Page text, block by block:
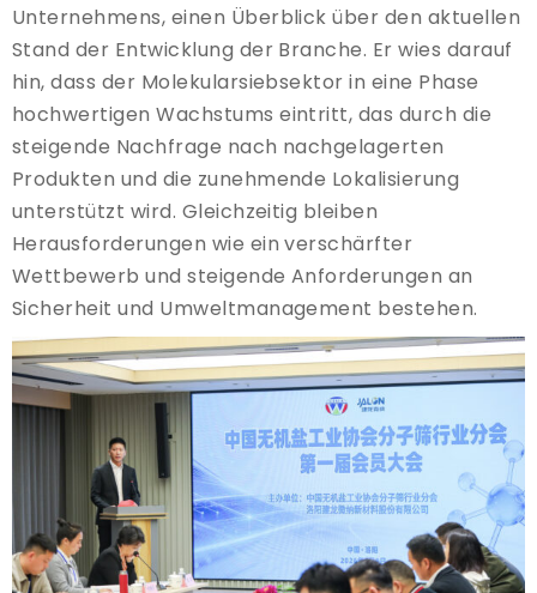
Unternehmens, einen Überblick über den aktuellen
Stand der Entwicklung der Branche. Er wies darauf
hin, dass der Molekularsiebsektor in eine Phase
hochwertigen Wachstums eintritt, das durch die
steigende Nachfrage nach nachgelagerten
Produkten und die zunehmende Lokalisierung
unterstützt wird. Gleichzeitig bleiben
Herausforderungen wie ein verschärfter
Wettbewerb und steigende Anforderungen an
Sicherheit und Umweltmanagement bestehen.